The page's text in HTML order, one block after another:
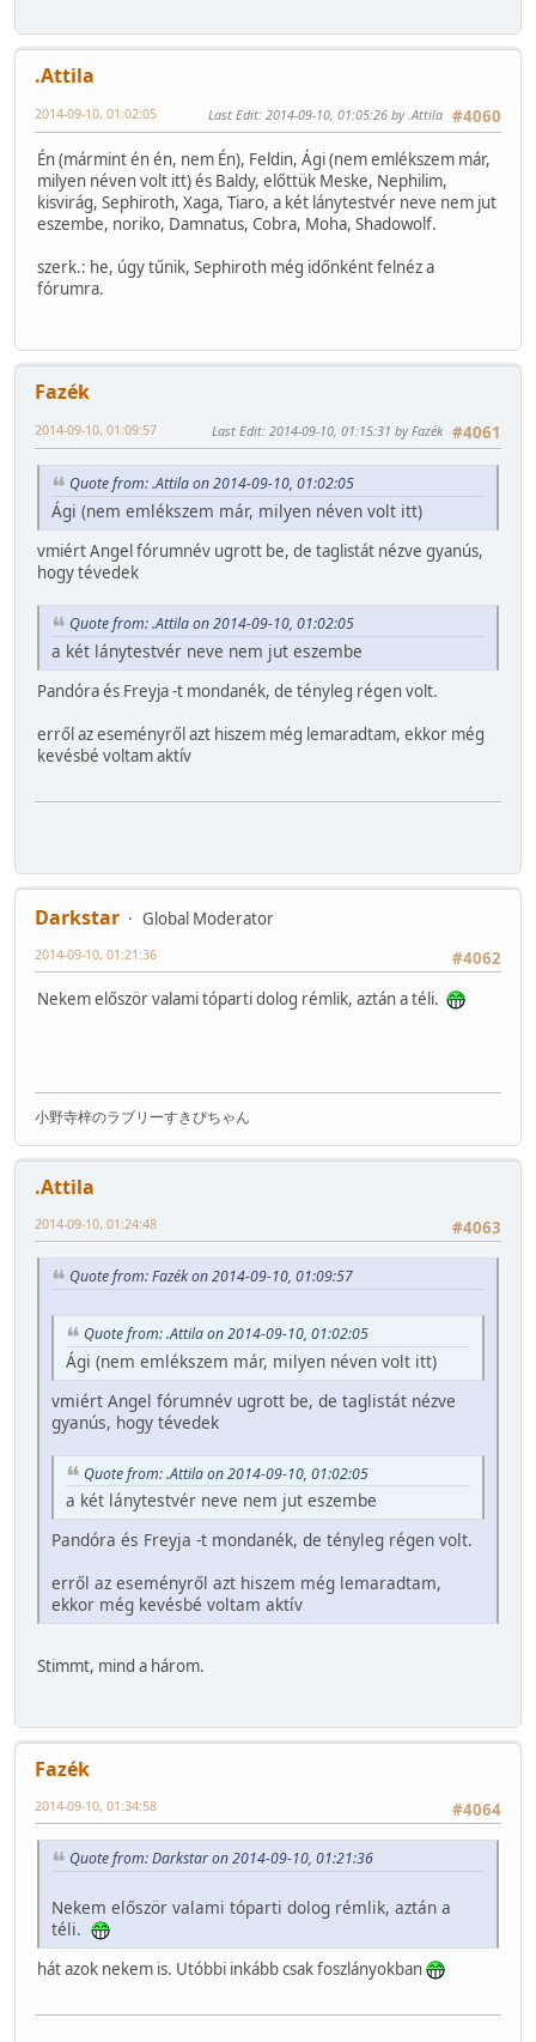
.Attila
#4060
2014-09-10, 01:02:05 Last Edit: 2014-09-10, 01:05:26 by .Attila
Én (mármint én én, nem Én), Feldin, Ági (nem emlékszem már,
milyen néven volt itt) és Baldy, előttük Meske, Nephilim,
kisvirág, Sephiroth, Xaga, Tiaro, a két lánytestvér neve nem jut
eszembe, noriko, Damnatus, Cobra, Moha, Shadowolf.
szerk.: he, úgy tűnik, Sephiroth még időnként felnéz a
fórumra.
Fazék
#4061
2014-09-10, 01:09:57 Last Edit: 2014-09-10, 01:15:31 by Fazék
Quote from: .Attila on 2014-09-10, 01:02:05
Ági (nem emlékszem már, milyen néven volt itt)
vmiért Angel fórumnév ugrott be, de taglistát nézve gyanús,
hogy tévedek
Quote from: .Attila on 2014-09-10, 01:02:05
a két lánytestvér neve nem jut eszembe
Pandóra és Freyja -t mondanék, de tényleg régen volt.
erről az eseményről azt hiszem még lemaradtam, ekkor még
kevésbé voltam aktív
Darkstar
Global Moderator
#4062
2014-09-10, 01:21:36
Nekem először valami tóparti dolog rémlik, aztán a téli.
小野寺梓のラブリーすきぴちゃん
.Attila
#4063
2014-09-10, 01:24:48
Quote from: Fazék on 2014-09-10, 01:09:57
Quote from: .Attila on 2014-09-10, 01:02:05
Ági (nem emlékszem már, milyen néven volt itt)
vmiért Angel fórumnév ugrott be, de taglistát nézve
gyanús, hogy tévedek
Quote from: .Attila on 2014-09-10, 01:02:05
a két lánytestvér neve nem jut eszembe
Pandóra és Freyja -t mondanék, de tényleg régen volt.
erről az eseményről azt hiszem még lemaradtam,
ekkor még kevésbé voltam aktív
Stimmt, mind a három.
Fazék
#4064
2014-09-10, 01:34:58
Quote from: Darkstar on 2014-09-10, 01:21:36
Nekem először valami tóparti dolog rémlik, aztán a
téli.
hát azok nekem is. Utóbbi inkább csak foszlányokban